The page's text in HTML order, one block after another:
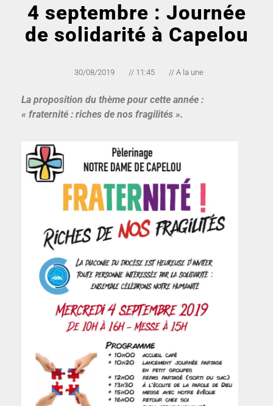
4 septembre : Journée
de solidarité à Capelou
30/08/2019 // 11:45 // A la une
La proposition du thème pour cette année :
« fraternité : riches de nos fragilités ».